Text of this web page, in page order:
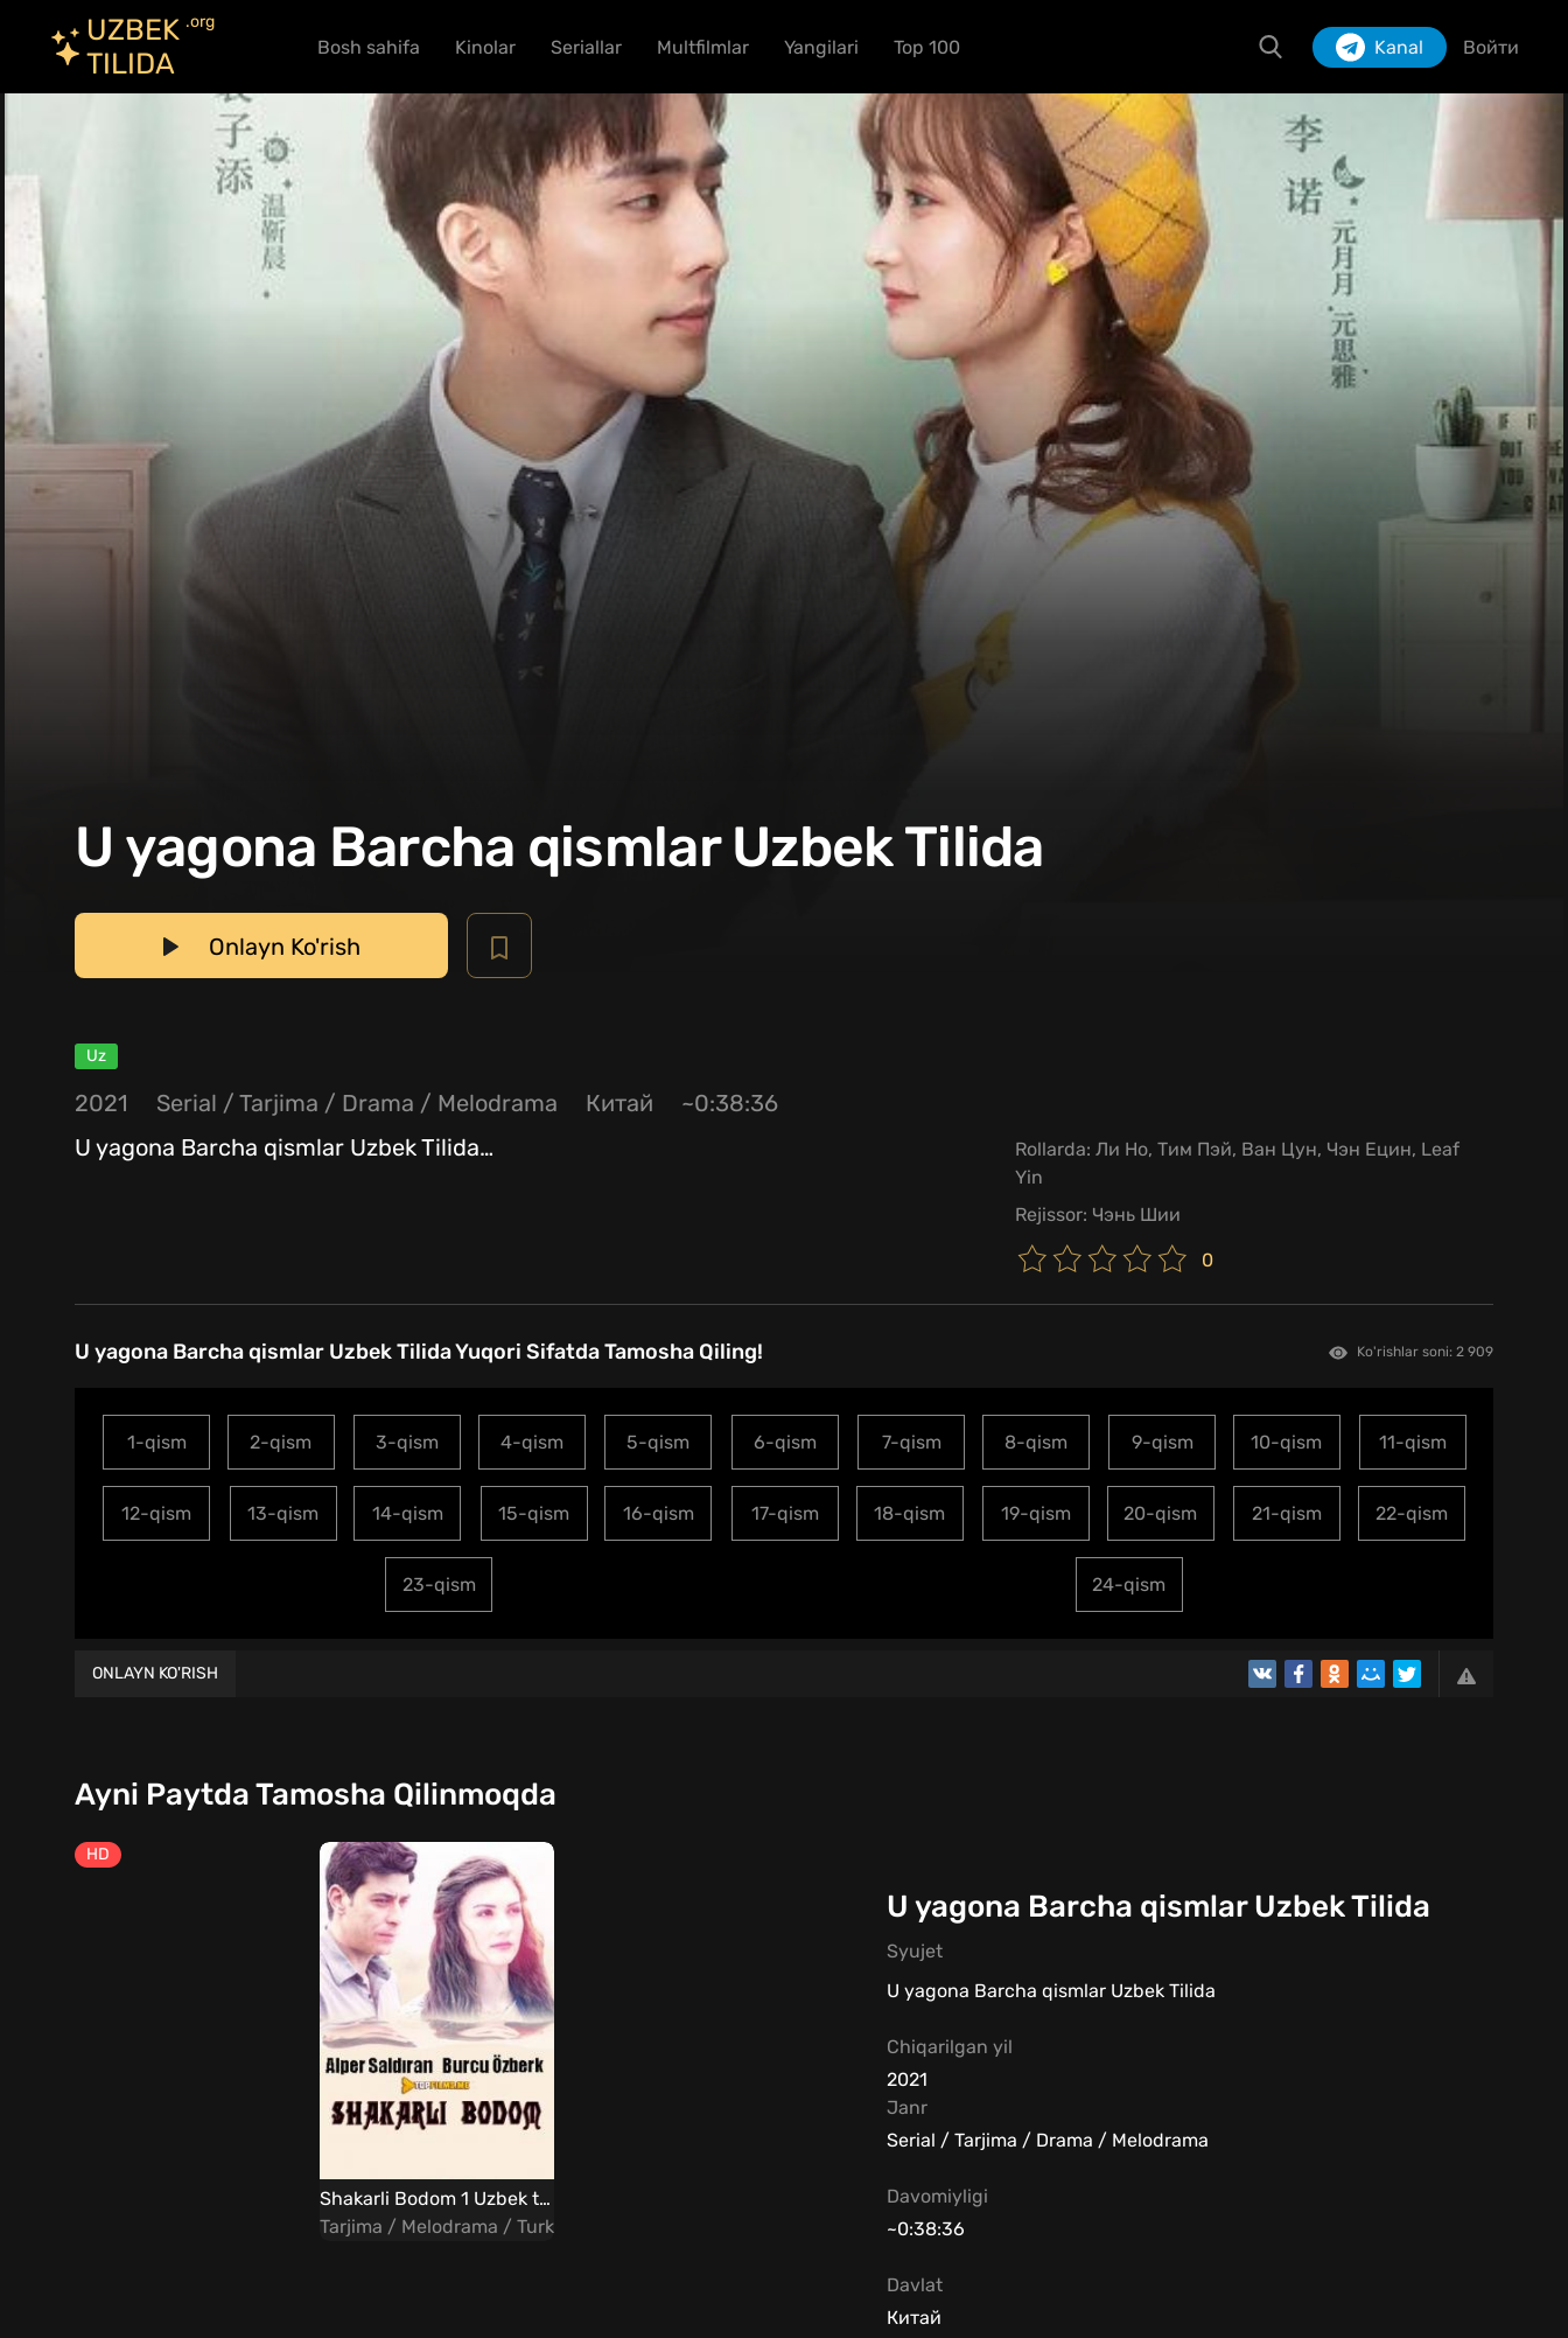
UZBEK
TILIDA
.org
Bosh sahifa Kinolar Seriallar Multfilmlar Yangilari Top 100 Kanal Войти
U yagona Barcha qismlar Uzbek Tilida
Onlayn Ko'rish
Uz
2021 Serial / Tarjima / Drama / Melodrama Китай
~0:38:36
U yagona Barcha qismlar Uzbek Tilida… Rollarda: Ли Но, Тим Пэй, Ван Цун, Чэн Ецин, Leaf
Yin
Rejissor: Чэнь Шии
0
U yagona Barcha qismlar Uzbek Tilida Yuqori Sifatda Tamosha Qiling! Ko'rishlar soni: 2 909
1-qism 2-qism 3-qism 4-qism 5-qism 6-qism 7-qism 8-qism 9-qism 10-qism 11-qism
12-qism 13-qism 14-qism 15-qism 16-qism 17-qism 18-qism 19-qism 20-qism 21-qism 22-qism
23-qism 24-qism
ONLAYN KO'RISH
Ayni Paytda Tamosha Qilinmoqda
HD
Shakarli Bodom 1 Uzbek tilida
Tarjima / Melodrama / Turk
U yagona Barcha qismlar Uzbek Tilida
Syujet
U yagona Barcha qismlar Uzbek Tilida
Chiqarilgan yil
2021
Janr
Serial / Tarjima / Drama / Melodrama
Davomiyligi
~0:38:36
Davlat
Китай